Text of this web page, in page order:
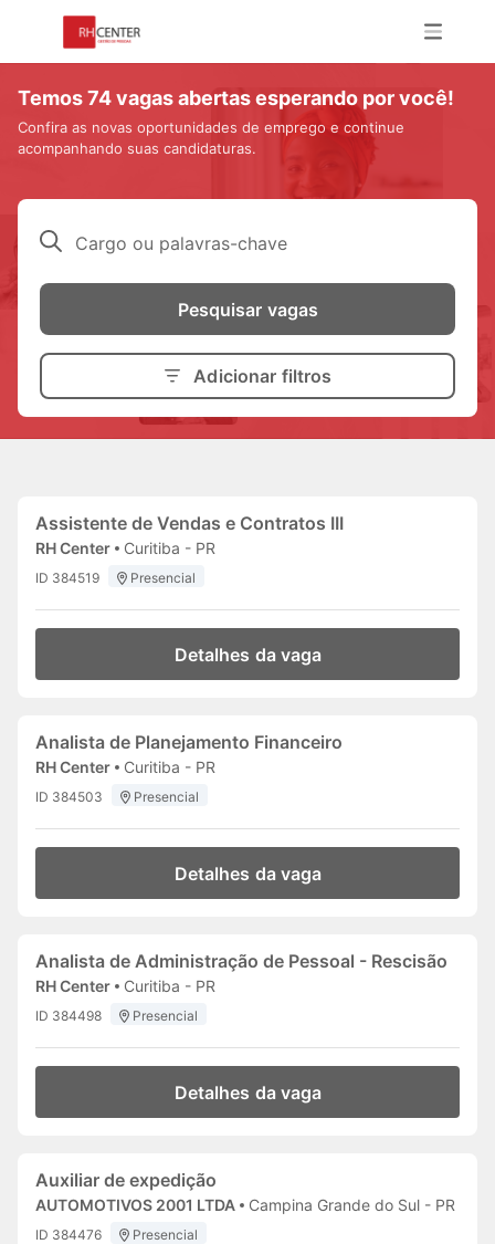
Temos 74 vagas abertas esperando por você!
Confira as novas oportunidades de emprego e continue
acompanhando suas candidaturas.
Cargo ou palavras-chave
Pesquisar vagas
Adicionar filtros
Assistente de Vendas e Contratos III
RH Center Curitiba - PR
ID 384519 Presencial
Detalhes da vaga
Analista de Planejamento Financeiro
RH Center Curitiba - PR
ID 384503 Presencial
Detalhes da vaga
Analista de Administração de Pessoal - Rescisão
RH Center Curitiba - PR
ID 384498 Presencial
Detalhes da vaga
Auxiliar de expedição
AUTOMOTIVOS 2001 LTDA Campina Grande do Sul - PR
ID 384476 Presencial